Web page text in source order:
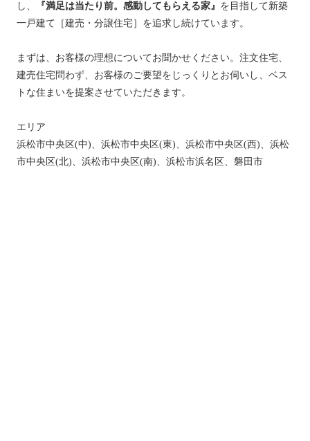
し、
『満足は当たり前。感動してもらえる家』 を目指して新築
一戸建て［建売・分譲住宅］を追求し続けています。
まずは、お客様の理想についてお聞かせください。注文住宅、
建売住宅問わず、お客様のご要望をじっくりとお伺いし、ベス
トな住まいを提案させていただきます。
エリア
浜松市中央区(中)、浜松市中央区(東)、浜松市中央区(西)、浜松
市中央区(北)、浜松市中央区(南)、浜松市浜名区、磐田市